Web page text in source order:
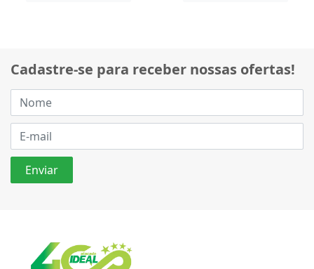
Cadastre-se para receber nossas ofertas!